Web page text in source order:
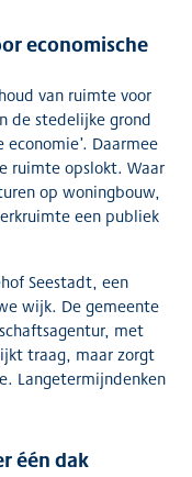
economische
van ruimte voor
de stedelijke grond
Daarmee
ruimte opslokt. Waar
op woningbouw,
een publiek
Seestadt, een
wijk. De gemeente
met
traag, maar zorgt
Langetermijndenken
één dak